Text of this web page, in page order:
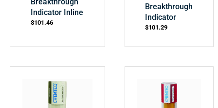
Indicator Inline
$101.46
Breakthrough
Indicator
$101.29